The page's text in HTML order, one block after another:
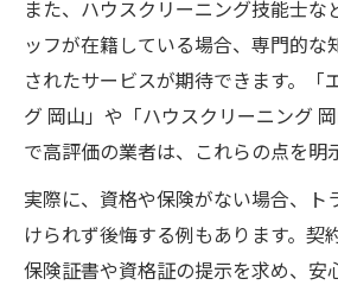
また、ハウスクリーニング技能士な
ッフが在籍している場合、専門的な
されたサービスが期待できます。「
グ 岡山」や「ハウスクリーニング
で高評価の業者は、これらの点を明
実際に、資格や保険がない場合、ト
けられず後悔する例もあります。契
保険証書や資格証の提示を求め、安